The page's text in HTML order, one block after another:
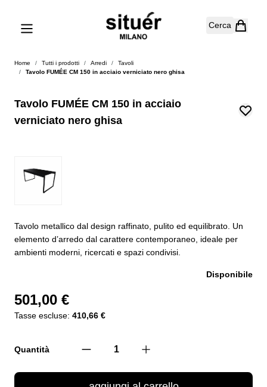
Cerca
Home / Tutti i prodotti / Arredi /
Tavoli
/
Tavolo FUMÉE CM 150 in acciaio verniciato nero ghisa
Tavolo FUMÉE CM 150 in acciaio
verniciato nero ghisa
Tavolo metallico dal design raffinato, pulito ed equilibrato. Un
elemento d’arredo dal carattere contemporaneo, ideale per
ambienti moderni, ricercati e spazi condivisi.
Disponibile
501,00 €
Tasse escluse: 410,66 €
Quantità